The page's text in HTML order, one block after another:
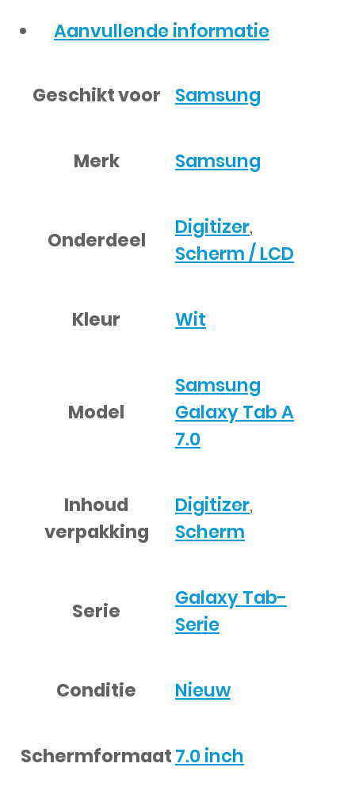
Aanvullende informatie
Geschikt voor Samsung
Merk Samsung
Onderdeel
Digitizer,
Scherm / LCD
Kleur Wit
Model
Samsung
Galaxy Tab A
7.0
Inhoud
verpakking
Digitizer,
Scherm
Serie
Galaxy Tab-
Serie
Conditie Nieuw
Schermformaat7.0 inch